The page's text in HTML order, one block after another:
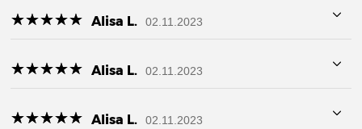
☆☆☆☆☆
★★★★★ Alisa L. 02.11.2023
☆☆☆☆☆
★★★★★ Alisa L. 02.11.2023
☆☆☆☆☆
★★★★★ Alisa L. 02.11.2023